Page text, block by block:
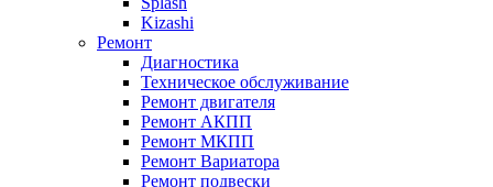
Kizashi
Ремонт
Диагностика
Техническое обслуживание
Ремонт двигателя
Ремонт АКПП
Ремонт МКПП
Ремонт Вариатора
Ремонт подвески